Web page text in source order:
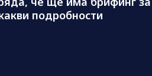
подробности